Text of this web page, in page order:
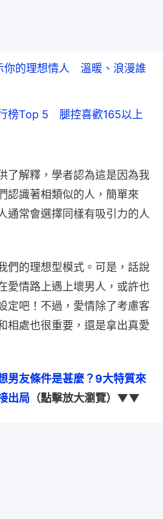
你的理想情人 溫暖、浪漫誰
榜Top 5 腿控喜歡165以上
了解釋，學者認為這是因為我
認識著相類似的人，簡單來
通常會選擇同樣有吸引力的人
們的理想型模式。可是，話說
愛情路上遇上壞男人，或許也
定吧！不過，愛情除了考慮客
相處也很重要，還是拿出真愛
男友條件是甚麼？9大特質來
出局 （點擊放大瀏覽）▼▼